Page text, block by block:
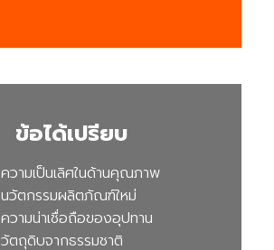
ข้อได้เปรียบ
ความเป็นเลิศในด้านคุณภาพ
นวัตกรรมผลิตภัณฑ์ใหม่
ความน่าเชื่อถือของอุปทาน
วัตถุดิบจากธรรมชาติ